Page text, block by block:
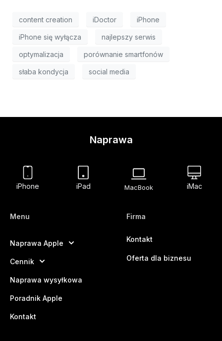
content creation iDoctor iPhone
iPhone się wyłącza najlepszy serwis
optymalizacja porównanie smartfonów
słaba kondycja social media
Naprawa
iPhone iPad MacBook iMac
Menu
Naprawa Apple
Cennik
Naprawa wysyłkowa
Poradnik Apple
Kontakt
Firma
Kontakt
Oferta dla biznesu